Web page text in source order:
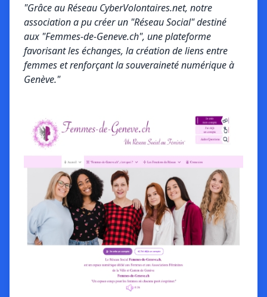
"Grâce au Réseau CyberVolontaires.net, notre
association a pu créer un "Réseau Social" destiné
aux "Femmes-de-Geneve.ch", une plateforme
favorisant les échanges, la création de liens entre
femmes et renforçant la souveraineté numérique à
Genève."